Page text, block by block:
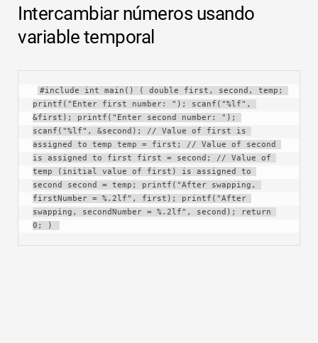
Intercambiar números usando
variable temporal
#include int main() ( double first, second, temp;
printf("Enter first number: "); scanf("%lf",
&first); printf("Enter second number: ");
scanf("%lf", &second); // Value of first is
assigned to temp temp = first; // Value of second
is assigned to first first = second; // Value of
temp (initial value of first) is assigned to
second second = temp; printf("After swapping,
firstNumber = %.2lf", first); printf("After
swapping, secondNumber = %.2lf", second); return
0; )